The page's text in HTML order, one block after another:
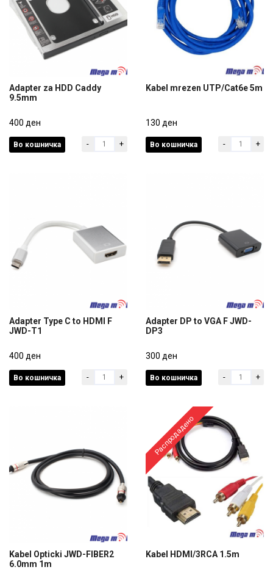
9.5mm
400 ден
Adapter za HDD Caddy
9.5mm
400 ден
Во кошничка - + 130 ден
Kabel mrezen UTP/Cat6e 5m
130 ден
Во кошничка - +
JWD-T1
400 ден
Adapter Type C to HDMI F
JWD-T1
400 ден
Во кошничка - +
DP3
300 ден
Adapter DP to VGA F JWD-
DP3
300 ден
Во кошничка - +
Kabel Opticki JWD-FIBER2
6.0mm 1m
Распродадено
Kabel HDMI/3RCA 1.5m